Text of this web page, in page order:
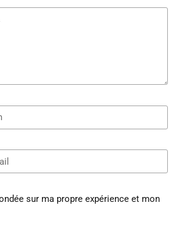
sur ma propre expérience et mon